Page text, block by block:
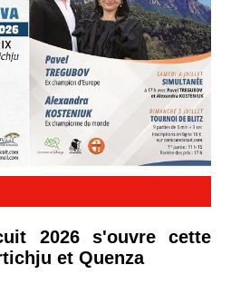
2026 s'ouvre cette
et Quenza